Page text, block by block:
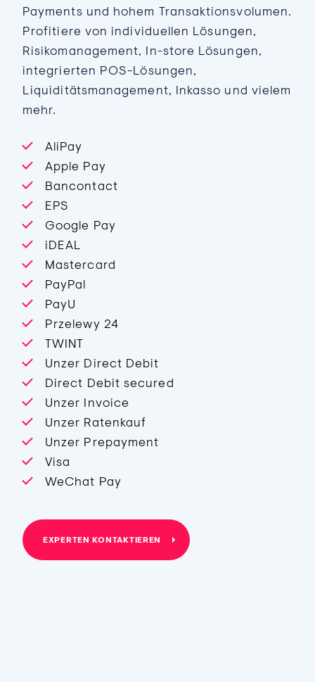
Payments und hohem Transaktionsvolumen.
Profitiere von individuellen Lösungen,
Risikomanagement, In-store Lösungen,
integrierten POS-Lösungen,
Liquiditätsmanagement, Inkasso und vielem
mehr.
AliPay
Apple Pay
Bancontact
EPS
Google Pay
iDEAL
Mastercard
PayPal
PayU
Przelewy 24
TWINT
Unzer Direct Debit
Direct Debit secured
Unzer Invoice
Unzer Ratenkauf
Unzer Prepayment
Visa
WeChat Pay
EXPERTEN KONTAKTIEREN